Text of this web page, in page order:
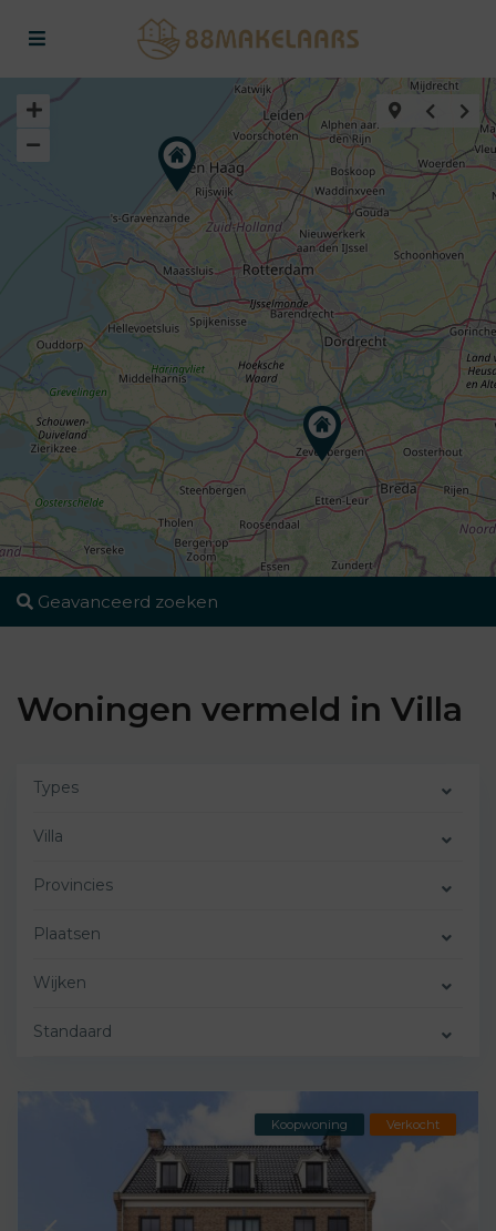
Geavanceerd zoeken
Woningen vermeld in Villa
Types
Villa
Provincies
Plaatsen
Wijken
Standaard
Koopwoning Verkocht